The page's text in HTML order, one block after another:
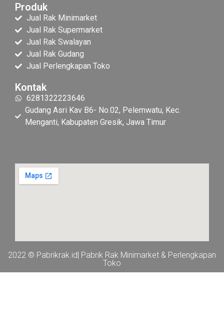
Produk
Jual Rak Minimarket
Jual Rak Supermarket
Jual Rak Swalayan
Jual Rak Gudang
Jual Perlengkapan Toko
Kontak
6281322223646
Gudang Asri Kav B6- No.02, Pelemwatu, Kec.
Menganti, Kabupaten Gresik, Jawa Timur
2022 © Pabrikrak.id| Pabrik Rak Minimarket & Perlengkapan
Toko